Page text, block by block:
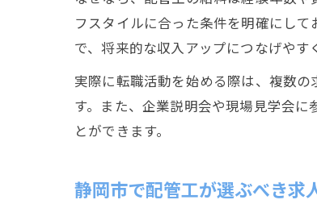
フスタイルに合った条件を明確にし
で、将来的な収入アップにつなげやす
実際に転職活動を始める際は、複数
す。また、企業説明会や現場見学会
とができます。
静岡市で配管工が選ぶべき求